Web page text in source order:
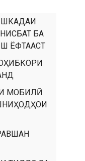
БА
ЁФТААСТ
МОБИЛӢ